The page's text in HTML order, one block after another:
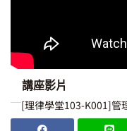
講座影片
[理律學堂103-K001]管